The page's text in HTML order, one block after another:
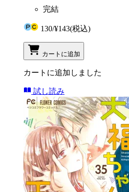
完結
130/¥143(税込)
カートに追加
カートに追加しました
試し読み